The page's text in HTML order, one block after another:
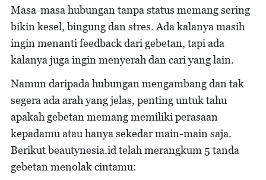
Masa-masa hubungan tanpa status memang sering
bikin kesel, bingung dan stres. Ada kalanya masih
ingin menanti feedback dari gebetan, tapi ada
kalanya juga ingin menyerah dan cari yang lain.
Namun daripada hubungan mengambang dan tak
segera ada arah yang jelas, penting untuk tahu
apakah gebetan memang memiliki perasaan
kepadamu atau hanya sekedar main-main saja.
Berikut beautynesia.id telah merangkum 5 tanda
gebetan menolak cintamu: